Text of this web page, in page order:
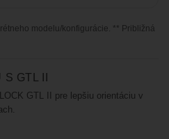
modelu/konfigurácie. ** Približná
GTL II
GTL II pre lepšiu orientáciu v